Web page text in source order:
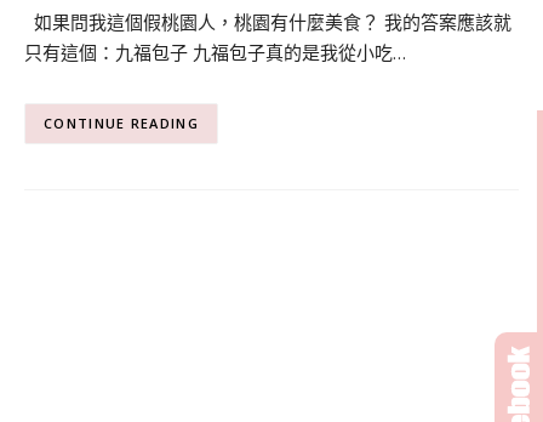
如果問我這個假桃園人，桃園有什麼美食？ 我的答案應該就
只有這個：九福包子 九福包子真的是我從小吃…
CONTINUE READING